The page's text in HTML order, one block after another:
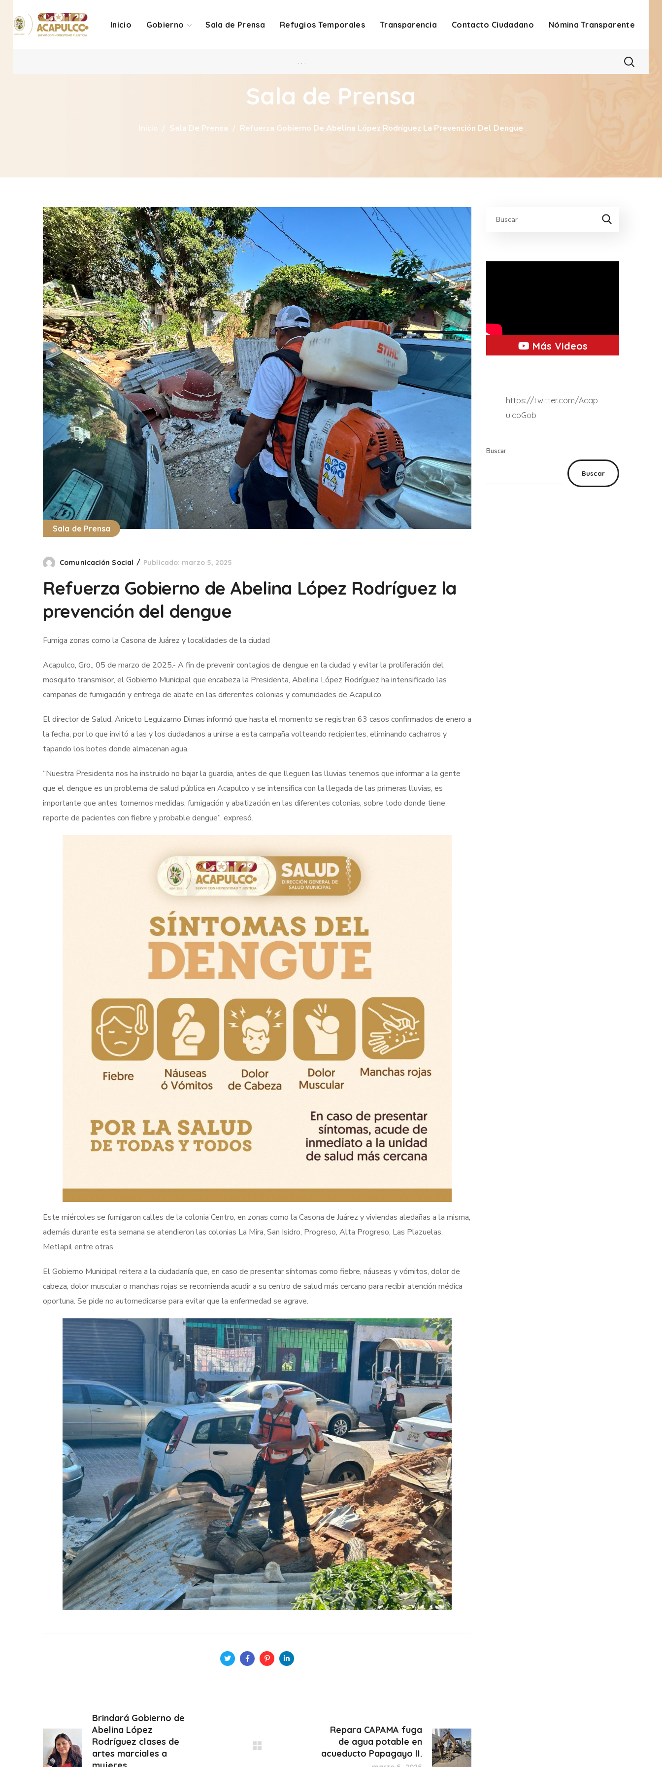
Inicio Gobierno Sala de Prensa Refugios Temporales Transparencia Contacto Ciudadano Nómina Transparente
. . .
Sala de Prensa
Inicio Sala De Prensa Refuerza Gobierno De Abelina López Rodríguez La Prevención Del Dengue
Sala de Prensa
Comunicación Social Publicado: marzo 5, 2025
Refuerza Gobierno de Abelina López Rodríguez la
prevención del dengue
Fumiga zonas como la Casona de Juárez y localidades de la ciudad
Acapulco, Gro., 05 de marzo de 2025.- A fin de prevenir contagios de dengue en la ciudad y evitar la proliferación del
mosquito transmisor, el Gobierno Municipal que encabeza la Presidenta, Abelina López Rodríguez ha intensificado las
campañas de fumigación y entrega de abate en las diferentes colonias y comunidades de Acapulco.
El director de Salud, Aniceto Leguizamo Dimas informó que hasta el momento se registran 63 casos confirmados de enero a
la fecha, por lo que invitó a las y los ciudadanos a unirse a esta campaña volteando recipientes, eliminando cacharros y
tapando los botes donde almacenan agua.
“Nuestra Presidenta nos ha instruido no bajar la guardia, antes de que lleguen las lluvias tenemos que informar a la gente
que el dengue es un problema de salud pública en Acapulco y se intensifica con la llegada de las primeras lluvias, es
importante que antes tomemos medidas, fumigación y abatización en las diferentes colonias, sobre todo donde tiene
reporte de pacientes con fiebre y probable dengue”, expresó.
Este miércoles se fumigaron calles de la colonia Centro, en zonas como la Casona de Juárez y viviendas aledañas a la misma,
además durante esta semana se atendieron las colonias La Mira, San Isidro, Progreso, Alta Progreso, Las Plazuelas,
Metlapil entre otras.
El Gobierno Municipal reitera a la ciudadanía que, en caso de presentar síntomas como fiebre, náuseas y vómitos, dolor de
cabeza, dolor muscular o manchas rojas se recomienda acudir a su centro de salud más cercano para recibir atención médica
oportuna. Se pide no automedicarse para evitar que la enfermedad se agrave.
Brindará Gobierno de
Abelina López
Rodríguez clases de
artes marciales a
Repara CAPAMA fuga
de agua potable en
acueducto Papagayo II.
Más Videos
https://twitter.com/Acap
ulcoGob
Buscar
Buscar